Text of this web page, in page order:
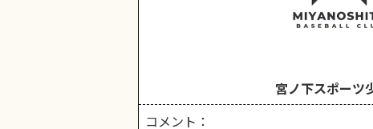
宮ノ下スポーツ
コメント：